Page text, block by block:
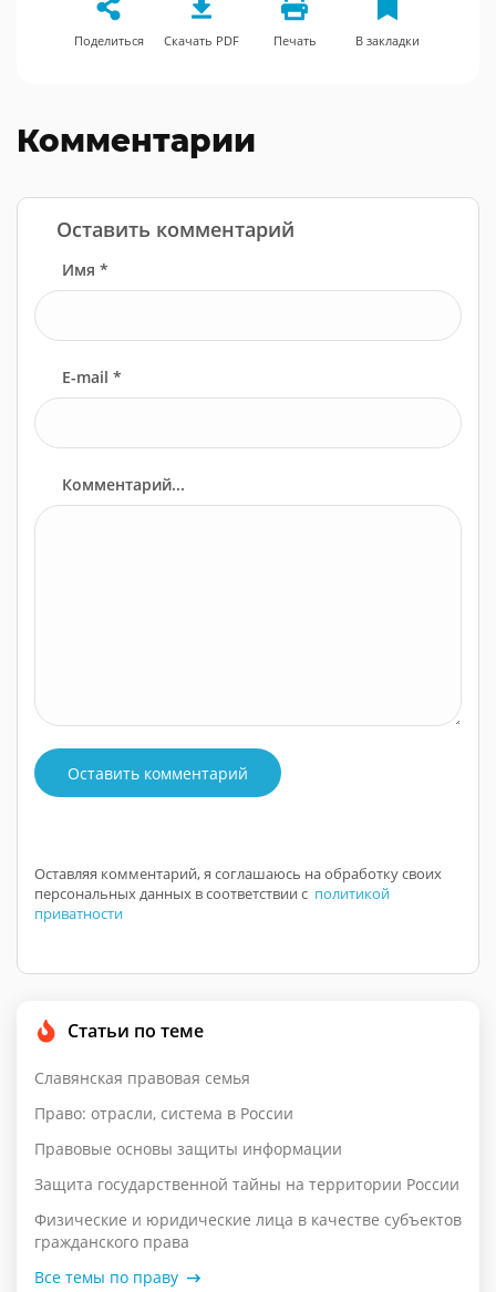
Поделиться Скачать PDF Печать В закладки
Комментарии
Оставить комментарий
Имя *
E-mail *
Комментарий...
Оставить комментарий
Оставляя комментарий, я соглашаюсь на обработку своих
персональных данных в соответствии с политикой
приватности
Статьи по теме
Славянская правовая семья
Право: отрасли, система в России
Правовые основы защиты информации
Защита государственной тайны на территории России
Физические и юридические лица в качестве субъектов
гражданского права
Все темы по праву